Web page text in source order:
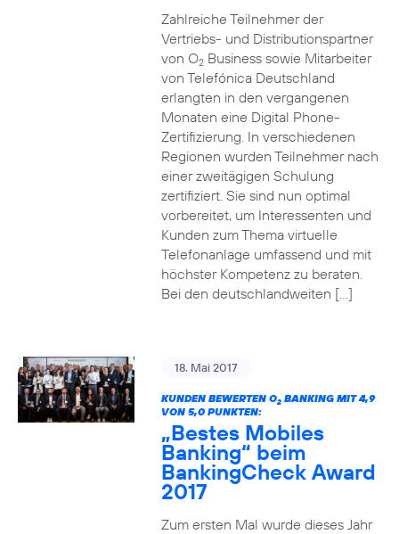
Zahlreiche Teilnehmer der
Vertriebs- und Distributionspartner
von O2Business sowie Mitarbeiter
von Telefónica Deutschland
erlangten in den vergangenen
Monaten eine Digital Phone-
Zertifizierung. In verschiedenen
Regionen wurden Teilnehmer nach
einer zweitägigen Schulung
zertifiziert. Sie sind nun optimal
vorbereitet, um Interessenten und
Kunden zum Thema virtuelle
Telefonanlage umfassend und mit
höchster Kompetenz zu beraten.
Bei den deutschlandweiten […]
18. Mai 2017
KUNDEN BEWERTEN O2BANKING MIT 4,9
VON 5,0 PUNKTEN:
„Bestes Mobiles
Banking“ beim
BankingCheck Award
2017
Zum ersten Mal wurde dieses Jahr